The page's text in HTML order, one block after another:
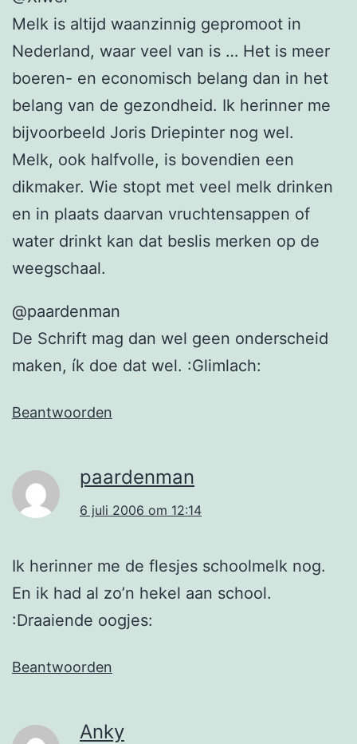
Melk is altijd waanzinnig gepromoot in
Nederland, waar veel van is … Het is meer
boeren- en economisch belang dan in het
belang van de gezondheid. Ik herinner me
bijvoorbeeld Joris Driepinter nog wel.
Melk, ook halfvolle, is bovendien een
dikmaker. Wie stopt met veel melk drinken
en in plaats daarvan vruchtensappen of
water drinkt kan dat beslis merken op de
weegschaal.
@paardenman
De Schrift mag dan wel geen onderscheid
maken, ík doe dat wel. :Glimlach:
Beantwoorden
paardenman
6 juli 2006 om 12:14
Ik herinner me de flesjes schoolmelk nog.
En ik had al zo’n hekel aan school.
:Draaiende oogjes:
Beantwoorden
Anky